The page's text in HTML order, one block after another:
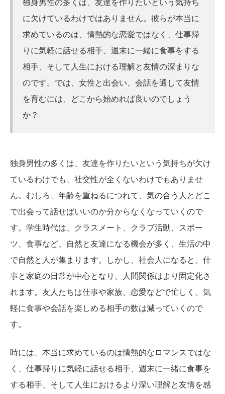
に欠けているわけではありません。彼らが本当に
求めているのは、情熱的な恋愛ではなく、仕事帰
りに気軽に話せる相手、週末に一緒に食事をする
相手、そして人生における理解と友情の深まりな
のです。では、女性と出会い、会話を通して友情
を育むには、どこから始めれば良いのでしょう
か？
独身男性の多くは、友達を作りたいという気持ちが欠け
ているわけでも、社交性が全くないわけでもありませ
ん。むしろ、年齢を重ねるにつれて、気の合う人とどこ
で出会って話せばいいのか分からなくなっていくので
す。学生時代は、クラスメート、クラブ活動、スポー
ツ、食事など、自然と友達になる機会が多く、生活の中
で自然と人が集まります。しかし、社会人になると、仕
事と家庭の日常が中心となり、人間関係はより固定化さ
れます。友人たちは仕事や家族、恋愛などで忙しく、気
軽に食事や会話を楽しめる相手の数は減っていくので
す。
時には、本当に求めているのは情熱的なロマンスではな
く、仕事帰りに気軽に話せる相手、週末に一緒に食事を
する相手、そして人生におけるより深い理解と友情を感